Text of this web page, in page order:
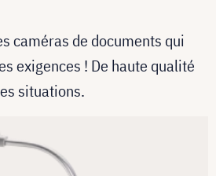
caméras de documents qui
exigences ! De haute qualité
situations.